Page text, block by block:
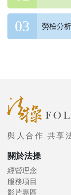
勞檢分
與人合作 共享
關於法操
經營理念
服務項目
影片專區